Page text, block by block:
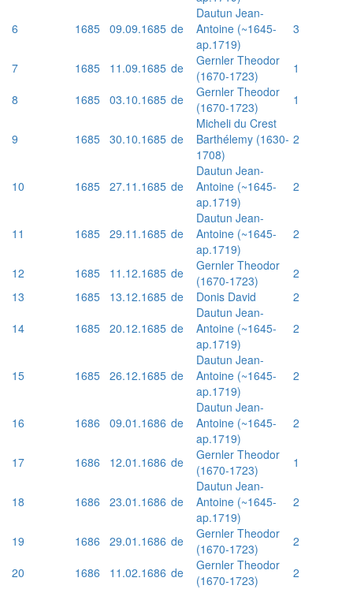
6 1685 09.09.1685 de
Dautun Jean-
Antoine (~1645-
ap.1719)
3
7 1685 11.09.1685 de
Gernler Theodor
(1670-1723)
1
8
1685 03.10.1685 de
Gernler Theodor
(1670-1723)
1
9 1685 30.10.1685 de
Micheli du Crest
Barthélemy (1630-
1708)
2
10 1685 27.11.1685 de
Dautun Jean-
Antoine (~1645-
ap.1719)
2
11 1685 29.11.1685 de
Dautun Jean-
Antoine (~1645-
ap.1719)
2
12 1685 11.12.1685 de
Gernler Theodor
(1670-1723)
2
13
1685 13.12.1685 de Donis David
2
14
1685 20.12.1685 de
Dautun Jean-
Antoine (~1645-
ap.1719)
2
15 1685 26.12.1685 de
Dautun Jean-
Antoine (~1645-
ap.1719)
2
16 1686 09.01.1686 de
Dautun Jean-
Antoine (~1645-
ap.1719)
2
17 1686 12.01.1686 de
Gernler Theodor
(1670-1723)
1
18 1686 23.01.1686 de
Dautun Jean-
Antoine (~1645-
ap.1719)
2
19 1686 29.01.1686 de
Gernler Theodor
(1670-1723)
2
20
1686 11.02.1686 de
Gernler Theodor
(1670-1723)
2